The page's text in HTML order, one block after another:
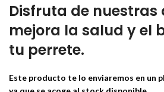
Disfruta de nuestras
mejora la salud y el
tu perrete.
Este producto te lo enviaremos en un